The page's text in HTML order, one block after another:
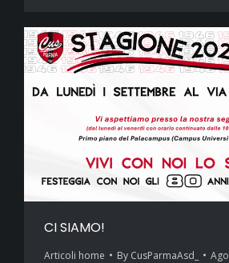
CI SIAMO!
Articoli home By CusParmaAsd_